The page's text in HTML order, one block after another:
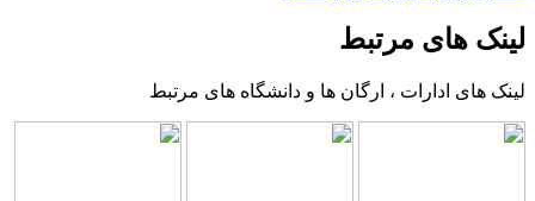
لینک های مرتبط
لینک های ادارات ، ارگان ها و دانشگاه های مرتبط